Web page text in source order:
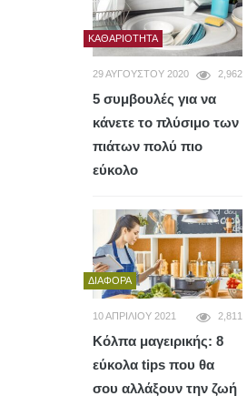
ΚΑΘΑΡΙΌΤΗΤΑ
29 ΑΥΓΟΎΣΤΟΥ 2020 2,962
5 συμβουλές για να
κάνετε το πλύσιμο των
πιάτων πολύ πιο
εύκολο
ΔΙΆΦΟΡΑ
10 ΑΠΡΙΛΊΟΥ 2021 2,811
Κόλπα μαγειρικής: 8
εύκολα tips που θα
σου αλλάξουν την ζωή